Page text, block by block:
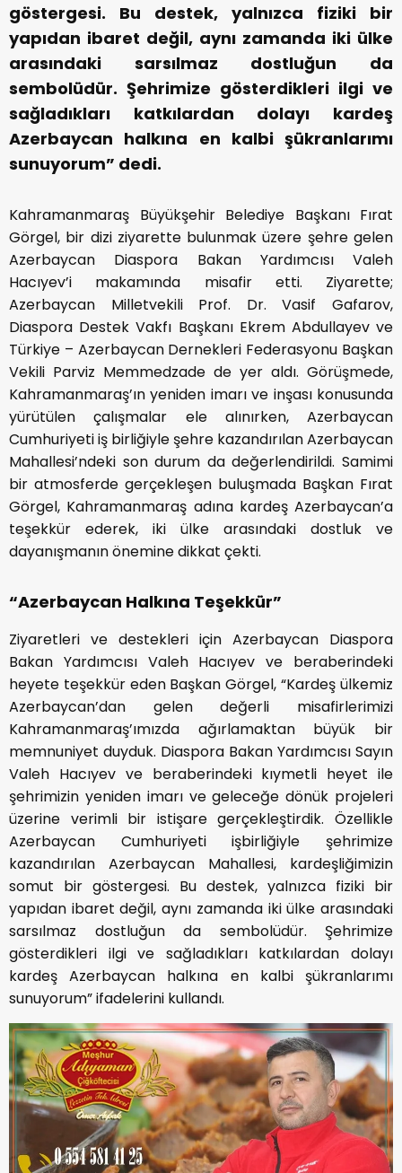
göstergesi. Bu destek, yalnızca fiziki bir
yapıdan ibaret değil, aynı zamanda iki ülke
arasındaki sarsılmaz dostluğun da
sembolüdür. Şehrimize gösterdikleri ilgi ve
sağladıkları katkılardan dolayı kardeş
Azerbaycan halkına en kalbi şükranlarımı
sunuyorum” dedi.
Kahramanmaraş Büyükşehir Belediye Başkanı Fırat
Görgel, bir dizi ziyarette bulunmak üzere şehre gelen
Azerbaycan Diaspora Bakan Yardımcısı Valeh
Hacıyev’i makamında misafir etti. Ziyarette;
Azerbaycan Milletvekili Prof. Dr. Vasif Gafarov,
Diaspora Destek Vakfı Başkanı Ekrem Abdullayev ve
Türkiye – Azerbaycan Dernekleri Federasyonu Başkan
Vekili Parviz Memmedzade de yer aldı. Görüşmede,
Kahramanmaraş’ın yeniden imarı ve inşası konusunda
yürütülen çalışmalar ele alınırken, Azerbaycan
Cumhuriyeti iş birliğiyle şehre kazandırılan Azerbaycan
Mahallesi’ndeki son durum da değerlendirildi. Samimi
bir atmosferde gerçekleşen buluşmada Başkan Fırat
Görgel, Kahramanmaraş adına kardeş Azerbaycan’a
teşekkür ederek, iki ülke arasındaki dostluk ve
dayanışmanın önemine dikkat çekti.
“Azerbaycan Halkına Teşekkür”
Ziyaretleri ve destekleri için Azerbaycan Diaspora
Bakan Yardımcısı Valeh Hacıyev ve beraberindeki
heyete teşekkür eden Başkan Görgel, “Kardeş ülkemiz
Azerbaycan’dan gelen değerli misafirlerimizi
Kahramanmaraş’ımızda ağırlamaktan büyük bir
memnuniyet duyduk. Diaspora Bakan Yardımcısı Sayın
Valeh Hacıyev ve beraberindeki kıymetli heyet ile
şehrimizin yeniden imarı ve geleceğe dönük projeleri
üzerine verimli bir istişare gerçekleştirdik. Özellikle
Azerbaycan Cumhuriyeti işbirliğiyle şehrimize
kazandırılan Azerbaycan Mahallesi, kardeşliğimizin
somut bir göstergesi. Bu destek, yalnızca fiziki bir
yapıdan ibaret değil, aynı zamanda iki ülke arasındaki
sarsılmaz dostluğun da sembolüdür. Şehrimize
gösterdikleri ilgi ve sağladıkları katkılardan dolayı
kardeş Azerbaycan halkına en kalbi şükranlarımı
sunuyorum” ifadelerini kullandı.